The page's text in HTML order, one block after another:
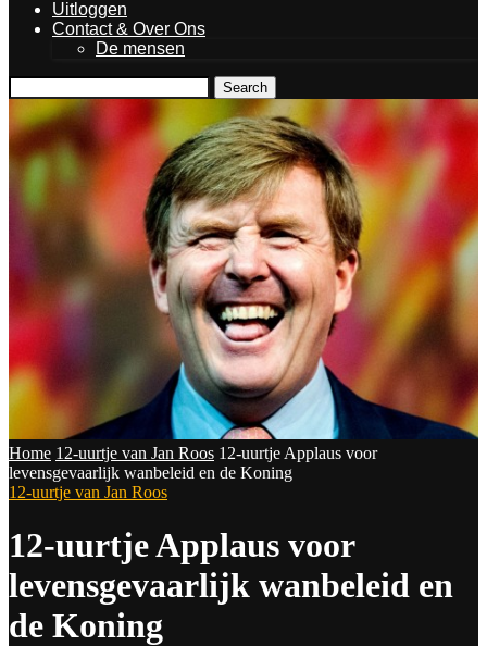
Uitloggen
Contact & Over Ons
De mensen
Search
Home 12-uurtje van Jan Roos 12-uurtje Applaus voor
levensgevaarlijk wanbeleid en de Koning
12-uurtje van Jan Roos
12-uurtje Applaus voor
levensgevaarlijk wanbeleid en
de Koning